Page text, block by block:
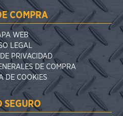
COMPRA
WEB
LEGAL
PRIVACIDAD
DE COMPRA
DE COOKIES
SEGURO